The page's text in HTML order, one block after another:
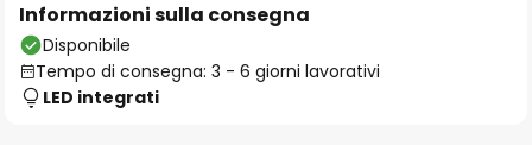
Informazioni sulla consegna
Disponibile
Tempo di consegna: 3 - 6 giorni lavorativi
LED integrati